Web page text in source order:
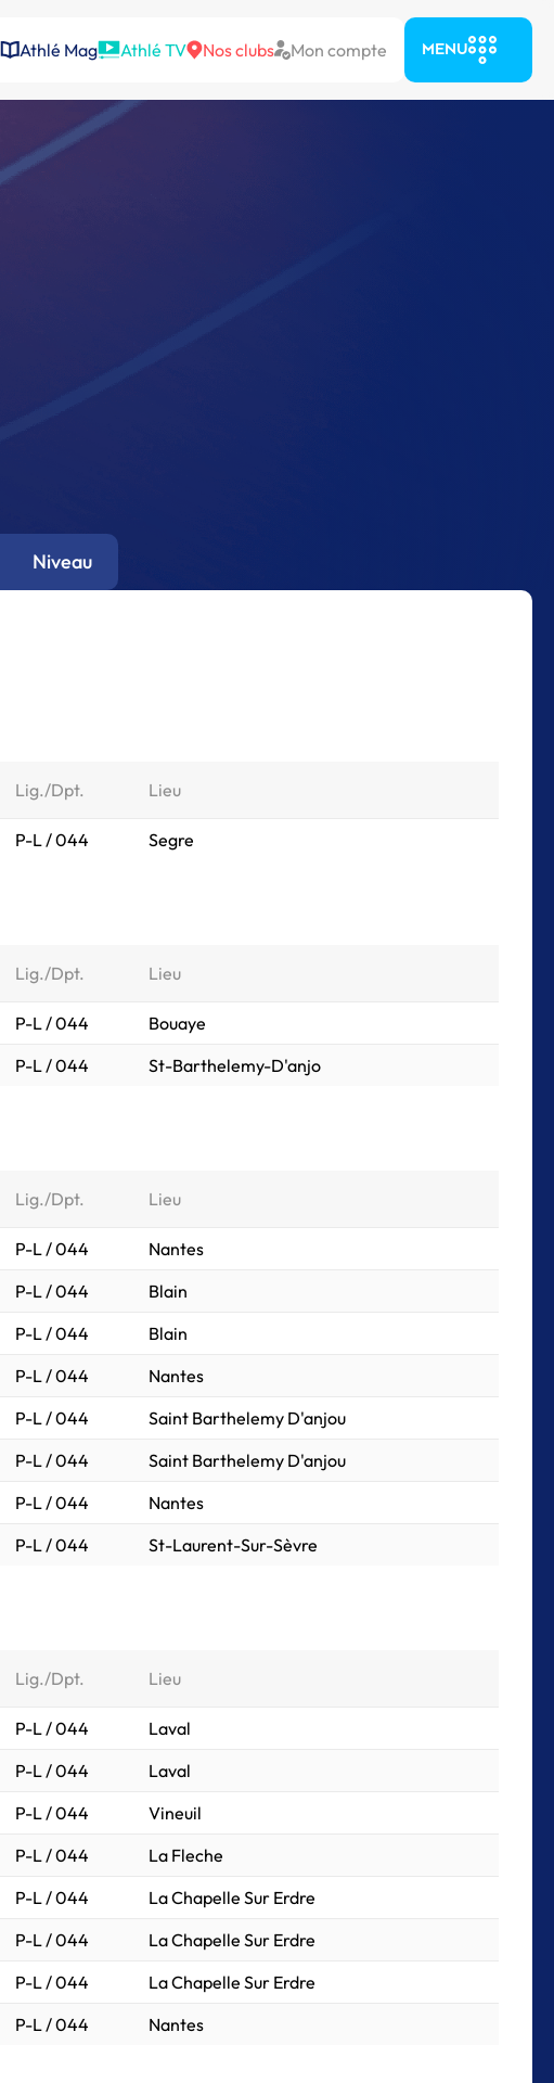
Athlé Mag Athlé TV Nos clubs Mon compte MENU
Niveau
Lig./Dpt. Lieu
P-L / 044 Segre
Lig./Dpt. Lieu
P-L / 044
Bouaye
P-L / 044 St-Barthelemy-D'anjo
Lig./Dpt. Lieu
P-L / 044
Nantes
P-L / 044
Blain
P-L / 044
Blain
P-L / 044
Nantes
P-L / 044
Saint Barthelemy D'anjou
P-L / 044
Saint Barthelemy D'anjou
P-L / 044
Nantes
P-L / 044 St-Laurent-Sur-Sèvre
Lig./Dpt. Lieu
P-L / 044
Laval
P-L / 044
Laval
P-L / 044
Vineuil
P-L / 044
La Fleche
P-L / 044
La Chapelle Sur Erdre
P-L / 044
La Chapelle Sur Erdre
P-L / 044
La Chapelle Sur Erdre
P-L / 044 Nantes